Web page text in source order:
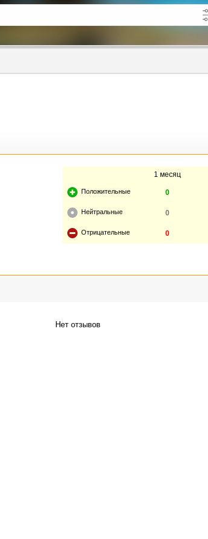
1 месяц
Положительные 0
Нейтральные 0
Отрицательные 0
Нет отзывов